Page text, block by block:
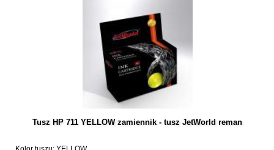
Tusz HP 711 YELLOW zamiennik - tusz JetWorld reman